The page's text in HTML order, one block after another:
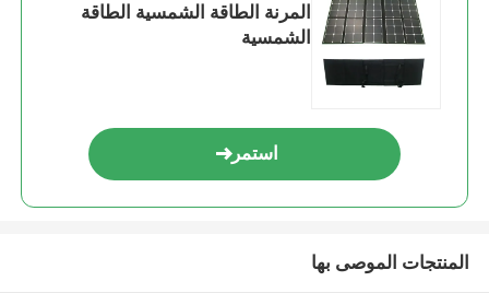
المرنة الطاقة الشمسية الطاقة
الشمسية
استمر
المنتجات الموصى بها